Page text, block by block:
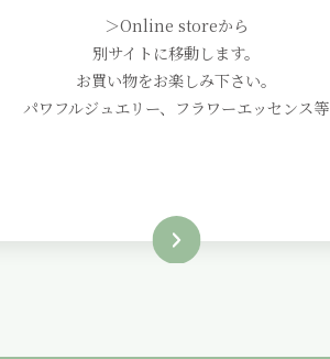
＞Online storeから
別サイトに移動します。
お買い物をお楽しみ下さい。
パワフルジュエリー、フラワーエッセンス等
Online store